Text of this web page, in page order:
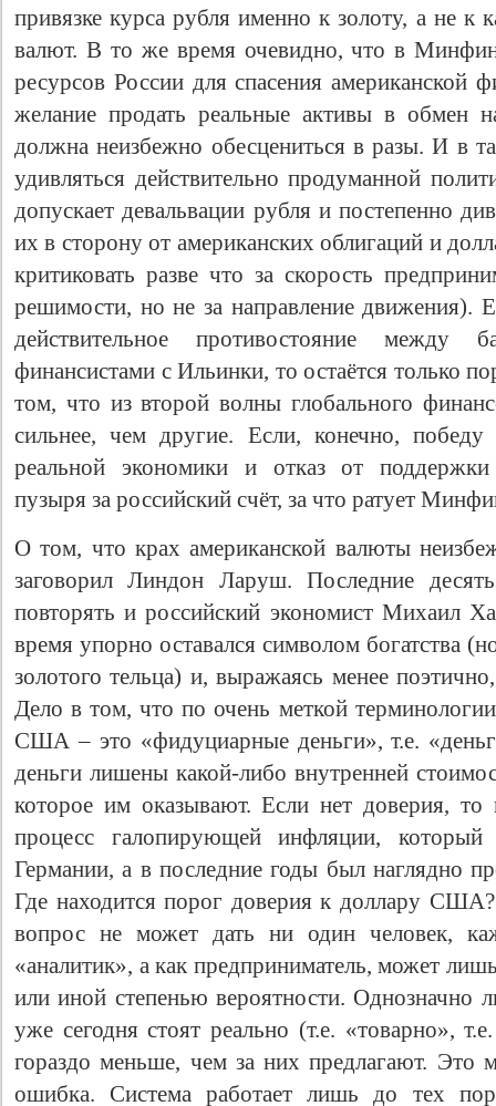
привязке курса рубля именно к золоту, а не к
валют. В то же время очевидно, что в
ресурсов России для спасения американской
желание продать реальные активы в обмен
должна неизбежно обесцениться в разы. И в
удивляться действительно продуманной
допускает девальвации рубля и постепенно
их в сторону от американских облигаций и
критиковать разве что за скорость
решимости, но не за направление движения).
действительное противостояние
финансистами с Ильинки, то остаётся только
том, что из второй волны глобального
сильнее, чем другие. Если, конечно,
реальной экономики и отказ от поддержки
пузыря за российский счёт, за что ратует
О том, что крах американской валюты
заговорил Линдон Ларуш. Последние
повторять и российский экономист Михаил
время упорно оставался символом богатства
золотого тельца) и, выражаясь менее
Дело в том, что по очень меткой
США – это «фидуциарные деньги», т.е.
деньги лишены какой-либо внутренней
которое им оказывают. Если нет доверия, то
процесс галопирующей инфляции,
Германии, а в последние годы был наглядно
Где находится порог доверия к доллару США?
вопрос не может дать ни один человек,
«аналитик», а как предприниматель, может
или иной степенью вероятности. Однозначно
уже сегодня стоят реально (т.е. «товарно»,
гораздо меньше, чем за них предлагают. Это
ошибка. Система работает лишь до тех